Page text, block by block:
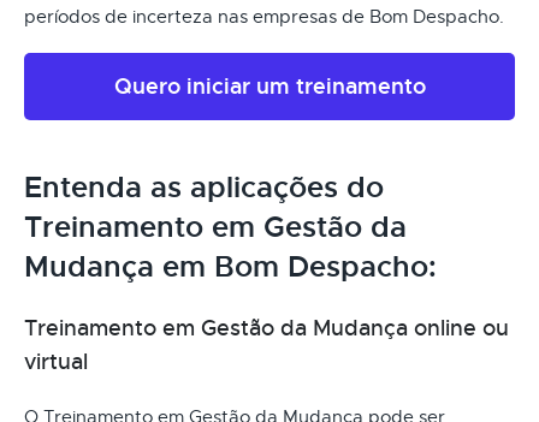
períodos de incerteza nas empresas de Bom Despacho.
Quero iniciar um treinamento
Entenda as aplicações do
Treinamento em Gestão da
Mudança em Bom Despacho:
Treinamento em Gestão da Mudança online ou
virtual
O Treinamento em Gestão da Mudança pode ser